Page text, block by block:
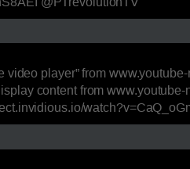
player” from
content from www.youtube-